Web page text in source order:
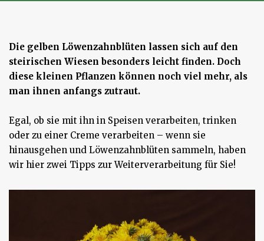
Die gelben Löwenzahnblüten lassen sich auf den
steirischen Wiesen besonders leicht finden. Doch
diese kleinen Pflanzen können noch viel mehr, als
man ihnen anfangs zutraut.
Egal, ob sie mit ihn in Speisen verarbeiten, trinken
oder zu einer Creme verarbeiten – wenn sie
hinausgehen und Löwenzahnblüten sammeln, haben
wir hier zwei Tipps zur Weiterverarbeitung für Sie!